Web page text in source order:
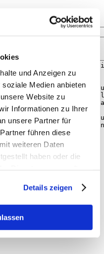
und Anzeigen zu
Medien anbieten
Website zu
Informationen zu Ihrer
unsere Partner für
führen diese
weiteren Daten
haben oder die
Details zeigen